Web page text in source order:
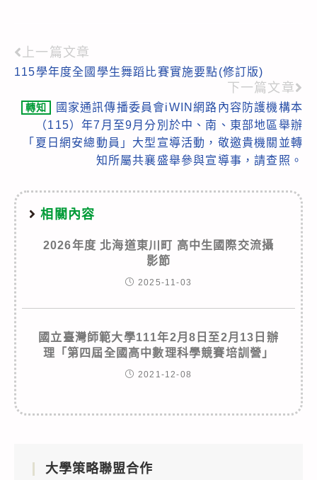
Read
more
articles
上一篇文章
115學年度全國學生舞蹈比賽實施要點(修訂版)
下一篇文章
轉知
國家通訊傳播委員會iWIN網路內容防護機構本
（115）年7月至9月分別於中、南、東部地區舉辦
「夏日網安總動員」大型宣導活動，敬邀貴機關並轉
知所屬共襄盛舉參與宣導事，請查照。
相關內容
2026年度 北海道東川町 高中生國際交流攝
影節
2025-11-03
國立臺灣師範大學111年2月8日至2月13日辦
理「第四屆全國高中數理科學競賽培訓營」
2021-12-08
大學策略聯盟合作